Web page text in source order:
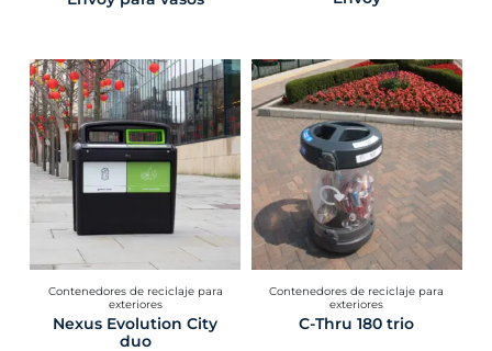
Contenedores de reciclaje para
exteriores
Nexus Evolution City
duo
Contenedores de reciclaje para
exteriores
C-Thru 180 trio